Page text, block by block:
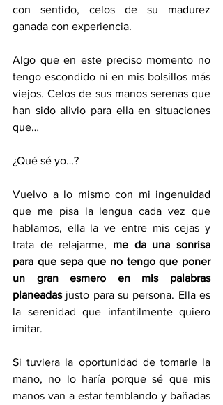
con sentido, celos de su madurez
ganada con experiencia.
Algo que en este preciso momento no
tengo escondido ni en mis bolsillos más
viejos. Celos de sus manos serenas que
han sido alivio para ella en situaciones
que…
¿Qué sé yo…?
Vuelvo a lo mismo con mi ingenuidad
que me pisa la lengua cada vez que
hablamos, ella la ve entre mis cejas y
trata de relajarme, me da una sonrisa
para que sepa que no tengo que poner
un gran esmero en mis palabras
planeadas justo para su persona. Ella es
la serenidad que infantilmente quiero
imitar.
Si tuviera la oportunidad de tomarle la
mano, no lo haría porque sé que mis
manos van a estar temblando y bañadas